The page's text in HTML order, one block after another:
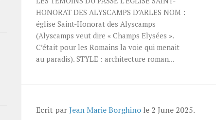
HONORAT DES ALYSCAMPS D’ARLES NOM :
église Saint-Honorat des Alyscamps
(Alyscamps veut dire « Champs Elysées ».
C’était pour les Romains la voie qui menait
au paradis). STYLE : architecture roman...
Ecrit parJean Marie Borghino le 2 June 2025.